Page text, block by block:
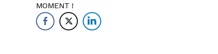
MOMENT !